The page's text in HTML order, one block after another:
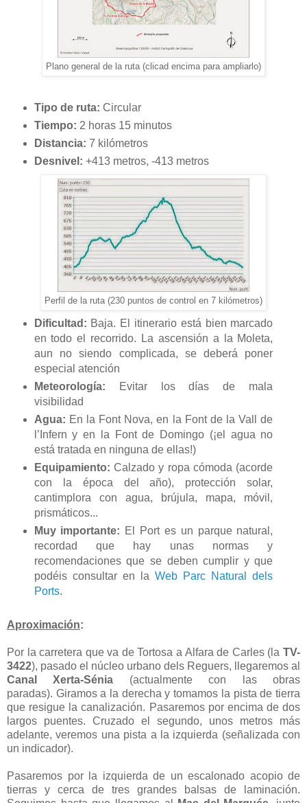
Plano general de la ruta (clicad encima para ampliarlo)
Tipo de ruta: Circular
Tiempo: 2 horas 15 minutos
Distancia: 7 kilómetros
Desnivel: +413 metros, -413 metros
Perfil de la ruta (230 puntos de control en 7 kilómetros)
Dificultad: Baja. El itinerario está bien marcado
en todo el recorrido. La ascensión a la Moleta,
aun no siendo complicada, se deberá poner
especial atención
Meteorología: Evitar los días de mala
visibilidad
Agua: En la Font Nova, en la Font de la Vall de
l’Infern y en la Font de Domingo (¡el agua no
está tratada en ninguna de ellas!)
Equipamiento: Calzado y ropa cómoda (acorde
con la época del año), protección solar,
cantimplora con agua, brújula, mapa, móvil,
prismáticos...
Muy importante: El Port es un parque natural,
recordad que hay unas normas y
recomendaciones que se deben cumplir y que
podéis consultar en laWeb Parc Natural dels
Ports.
Aproximación:
Por la carretera que va de Tortosa a Alfara de Carles (la TV-
3422), pasado el núcleo urbano dels Reguers, llegaremos al
Canal Xerta-Sénia (actualmente con las obras
paradas). Giramos a la derecha y tomamos la pista de tierra
que resigue la canalización. Pasaremos por encima de dos
largos puentes. Cruzado el segundo, unos metros más
adelante, veremos una pista a la izquierda (señalizada con
un indicador).
Pasaremos por la izquierda de un escalonado acopio de
tierras y cerca de tres grandes balsas de laminación.